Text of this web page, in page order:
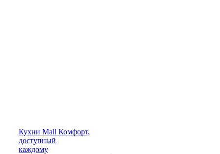
Кухни Mall Комфорт,
доступный
каждому